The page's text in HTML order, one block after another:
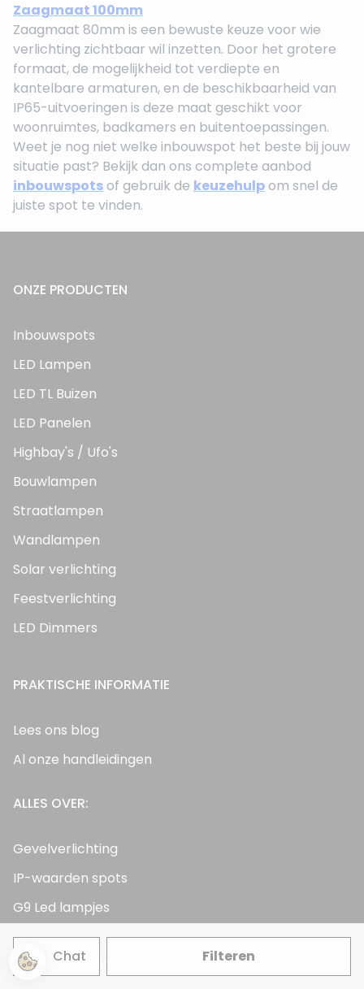
Chat Filteren
Zaagmaat 100mm
Zaagmaat 80mm is een bewuste keuze voor wie
verlichting zichtbaar wil inzetten. Door het grotere
formaat, de mogelijkheid tot verdiepte en
kantelbare armaturen, en de beschikbaarheid van
IP65-uitvoeringen is deze maat geschikt voor
woonruimtes, badkamers en buitentoepassingen.
Weet je nog niet welke inbouwspot het beste bij jouw
situatie past? Bekijk dan ons complete aanbod
inbouwspotsof gebruik de keuzehulpom snel de
juiste spot te vinden.
ONZE PRODUCTEN
Inbouwspots
LED Lampen
LED TL Buizen
LED Panelen
Highbay's / Ufo's
Bouwlampen
Straatlampen
Wandlampen
Solar verlichting
Feestverlichting
LED Dimmers
PRAKTISCHE INFORMATIE
Lees ons blog
Al onze handleidingen
ALLES OVER:
Gevelverlichting
IP-waarden spots
G9 Led lampjes
KLANTENSERVICE